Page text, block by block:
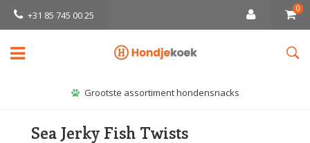
+31 85 745 00 25
0
Grootste assortiment hondensnacks
Sea Jerky Fish Twists